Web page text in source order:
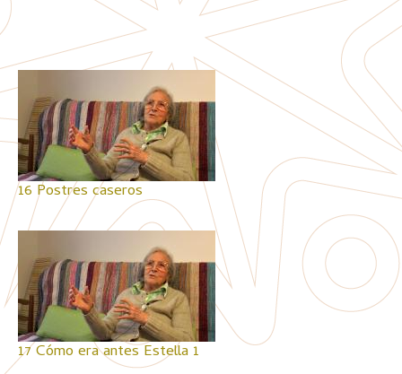
16 Postres caseros
17 Cómo era antes Estella 1